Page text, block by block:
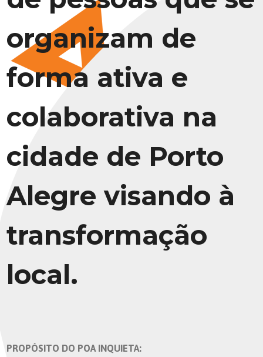
organizam de
forma ativa e
colaborativa na
cidade de Porto
Alegre visando à
transformação
local.
PROPÓSITO DO POA INQUIETA: